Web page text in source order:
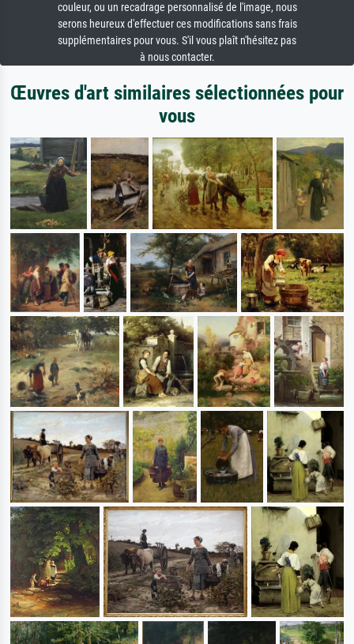
couleur, ou un recadrage personnalisé de l'image, nous
serons heureux d'effectuer ces modifications sans frais
supplémentaires pour vous. S'il vous plaît n'hésitez pas
à nous contacter.
Œuvres d'art similaires sélectionnées pour
vous